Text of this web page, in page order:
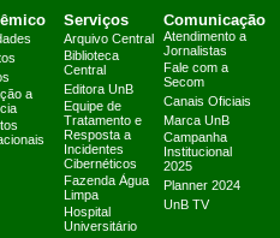
a
Serviços
Arquivo Central
Biblioteca
Central
Editora UnB
Equipe de
Tratamento e
Resposta a
Incidentes
Cibernéticos
Fazenda Água
Limpa
Hospital
Universitário
Comunicação
Atendimento a
Jornalistas
Fale com a
Secom
Canais Oficiais
Marca UnB
Campanha
Institucional
2025
Planner 2024
UnB TV